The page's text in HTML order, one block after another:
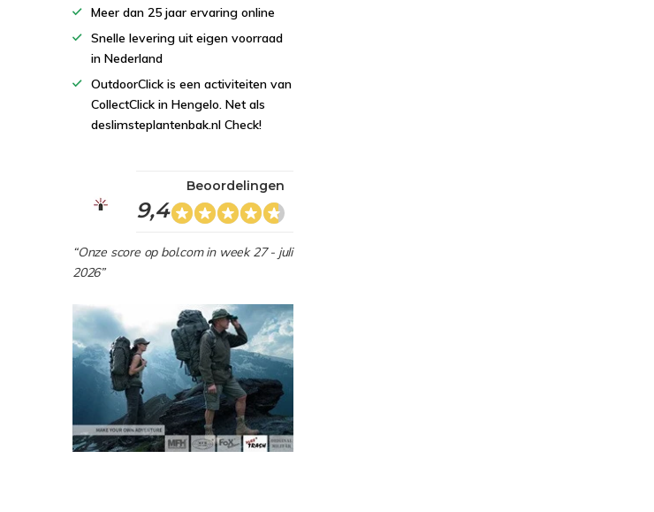
Meer dan 25 jaar ervaring online
Snelle levering uit eigen voorraad
in Nederland
OutdoorClick is een activiteiten van
CollectClick in Hengelo. Net als
deslimsteplantenbak.nl Check!
9,4
Beoordelingen
“Onze score op bol.com in week 27 - juli
2026”